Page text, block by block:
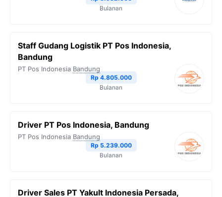
Bulanan
Staff Gudang Logistik PT Pos Indonesia,
Bandung
PT Pos Indonesia Bandung
Rp 4.805.000
Bulanan
Driver PT Pos Indonesia, Bandung
PT Pos Indonesia Bandung
Rp 5.239.000
Bulanan
Driver Sales PT Yakult Indonesia Persada,